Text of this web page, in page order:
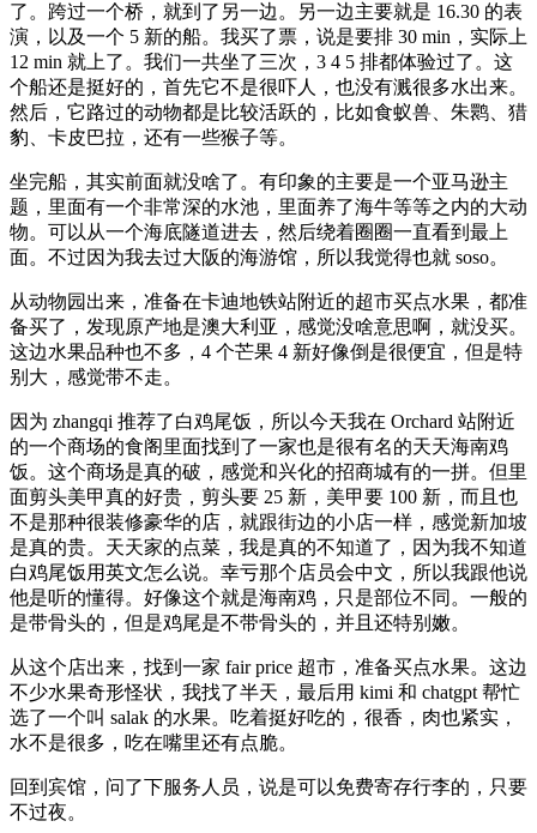
了。跨过一个桥，就到了另一边。另一边主要就是 16.30 的表
演，以及一个 5 新的船。我买了票，说是要排 30 min，实际上
12 min 就上了。我们一共坐了三次，3 4 5 排都体验过了。这
个船还是挺好的，首先它不是很吓人，也没有溅很多水出来。
然后，它路过的动物都是比较活跃的，比如食蚁兽、朱鹮、猎
豹、卡皮巴拉，还有一些猴子等。
坐完船，其实前面就没啥了。有印象的主要是一个亚马逊主
题，里面有一个非常深的水池，里面养了海牛等等之内的大动
物。可以从一个海底隧道进去，然后绕着圈圈一直看到最上
面。不过因为我去过大阪的海游馆，所以我觉得也就 soso。
从动物园出来，准备在卡迪地铁站附近的超市买点水果，都准
备买了，发现原产地是澳大利亚，感觉没啥意思啊，就没买。
这边水果品种也不多，4 个芒果 4 新好像倒是很便宜，但是特
别大，感觉带不走。
因为 zhangqi 推荐了白鸡尾饭，所以今天我在 Orchard 站附近
的一个商场的食阁里面找到了一家也是很有名的天天海南鸡
饭。这个商场是真的破，感觉和兴化的招商城有的一拼。但里
面剪头美甲真的好贵，剪头要 25 新，美甲要 100 新，而且也
不是那种很装修豪华的店，就跟街边的小店一样，感觉新加坡
是真的贵。天天家的点菜，我是真的不知道了，因为我不知道
白鸡尾饭用英文怎么说。幸亏那个店员会中文，所以我跟他说
他是听的懂得。好像这个就是海南鸡，只是部位不同。一般的
是带骨头的，但是鸡尾是不带骨头的，并且还特别嫩。
从这个店出来，找到一家 fair price 超市，准备买点水果。这边
不少水果奇形怪状，我找了半天，最后用 kimi 和 chatgpt 帮忙
选了一个叫 salak 的水果。吃着挺好吃的，很香，肉也紧实，
水不是很多，吃在嘴里还有点脆。
回到宾馆，问了下服务人员，说是可以免费寄存行李的，只要
不过夜。